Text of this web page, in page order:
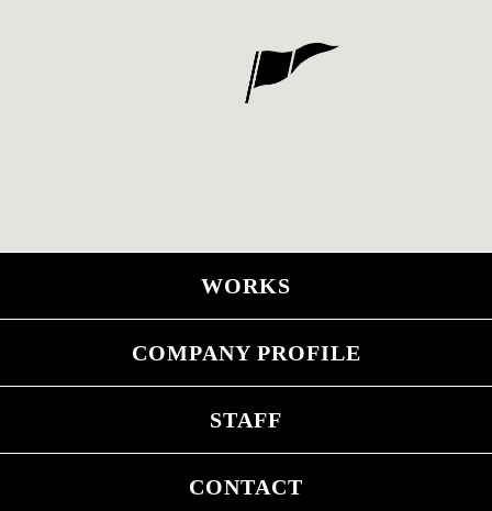
WORKS
COMPANY PROFILE
STAFF
CONTACT